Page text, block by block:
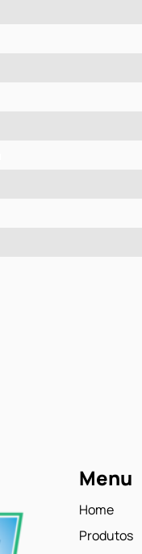
Menu
Home
Produtos